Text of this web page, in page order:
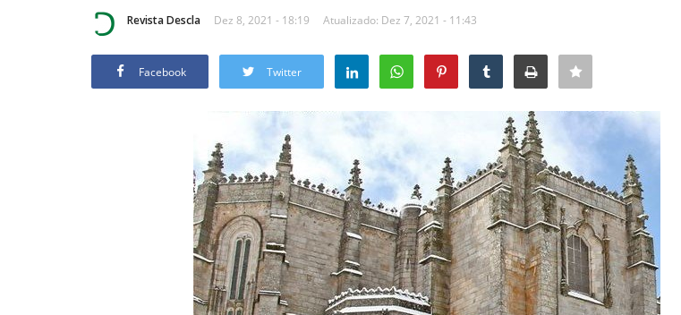
Revista Descla Dez 8, 2021 - 18:19 Atualizado: Dez 7, 2021 - 11:43
Facebook Twitter